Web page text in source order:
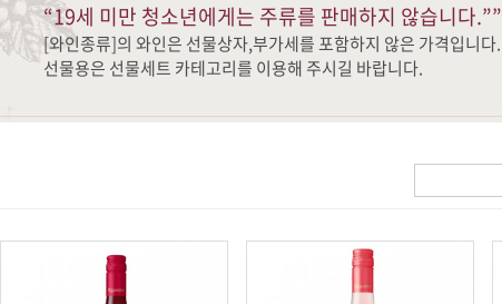
“19세 미만 청소년에게는 주류를 판매하지 않습니다.””
[와인종류]의 와인은 선물상자,부가세를 포함하지 않은 가격입니다.
선물용은 선물세트 카테고리를 이용해 주시길 바랍니다.